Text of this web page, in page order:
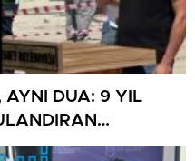
AYNI DUA: 9 YIL